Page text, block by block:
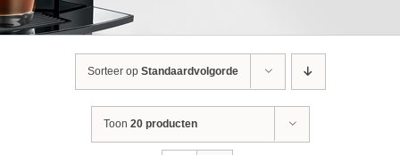
Sorteer op Standaardvolgorde
Toon 20 producten